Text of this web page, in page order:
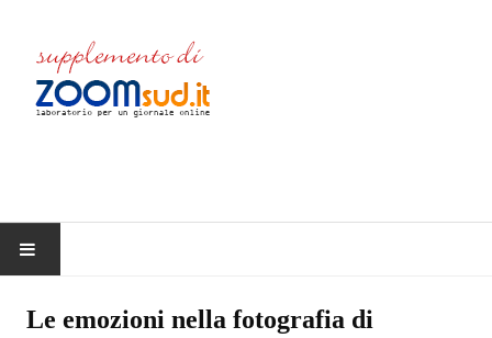
Le emozioni nella fotografia di